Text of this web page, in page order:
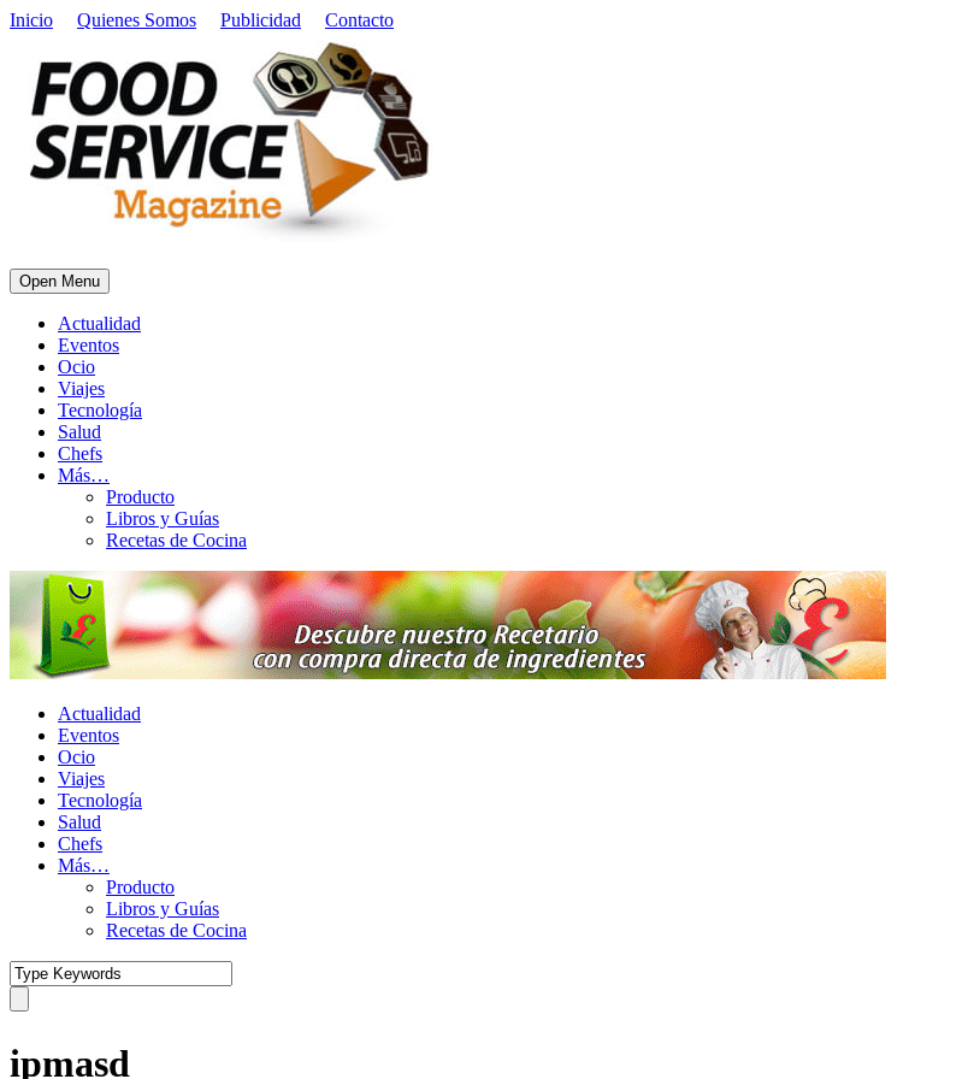
Inicio Quienes Somos Publicidad Contacto
Open Menu
Actualidad
Eventos
Ocio
Viajes
Tecnología
Salud
Chefs
Más…
Producto
Libros y Guías
Recetas de Cocina
Actualidad
Eventos
Ocio
Viajes
Tecnología
Salud
Chefs
Más…
Producto
Libros y Guías
Recetas de Cocina
ipmasd